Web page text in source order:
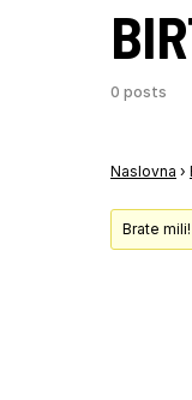
0 posts
Naslovna ›
Brate